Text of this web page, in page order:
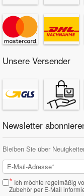
Unsere Versender
Newsletter
Bleiben Sie über
* Ich möchte regelmäßig
Zubehör per E-Mail